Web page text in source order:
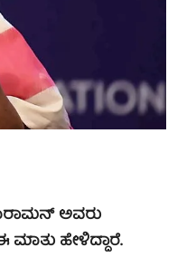
ಅವರು
ಹೇಳಿದ್ದಾರೆ.